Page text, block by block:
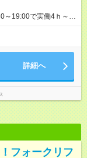
す。
～19:00で実働4ｈ～ ◆
る方歓迎
詳細へ
フォークリフ